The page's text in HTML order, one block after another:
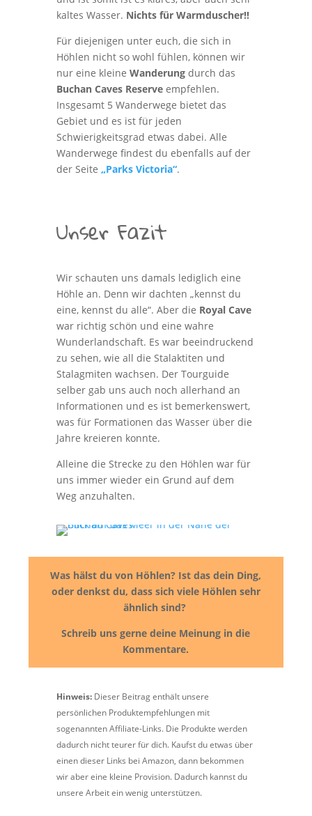
kaltes Wasser. Nichts für Warmduscher!!
Für diejenigen unter euch, die sich in
Höhlen nicht so wohl fühlen, können wir
nur eine kleine Wanderungdurch das
Buchan Caves Reserveempfehlen.
Insgesamt 5 Wanderwege bietet das
Gebiet und es ist für jeden
Schwierigkeitsgrad etwas dabei. Alle
Wanderwege findest du ebenfalls auf der
der Seite „Parks Victoria“.
Unser Fazit
Wir schauten uns damals lediglich eine
Höhle an. Denn wir dachten „kennst du
eine, kennst du alle“. Aber die Royal Cave
war richtig schön und eine wahre
Wunderlandschaft. Es war beeindruckend
zu sehen, wie all die Stalaktiten und
Stalagmiten wachsen. Der Tourguide
selber gab uns auch noch allerhand an
Informationen und es ist bemerkenswert,
was für Formationen das Wasser über die
Jahre kreieren konnte.
Alleine die Strecke zu den Höhlen war für
uns immer wieder ein Grund auf dem
Weg anzuhalten.
Was hälst du von Höhlen? Ist das dein Ding,
oder denkst du, dass sich viele Höhlen sehr
ähnlich sind?
Schreib uns gerne deine Meinung in die
Kommentare.
Hinweis:Dieser Beitrag enthält unsere
persönlichen Produktempfehlungen mit
sogenannten Affiliate-Links. Die Produkte werden
dadurch nicht teurer für dich. Kaufst du etwas über
einen dieser Links bei Amazon, dann bekommen
wir aber eine kleine Provision. Dadurch kannst du
unsere Arbeit ein wenig unterstützen.